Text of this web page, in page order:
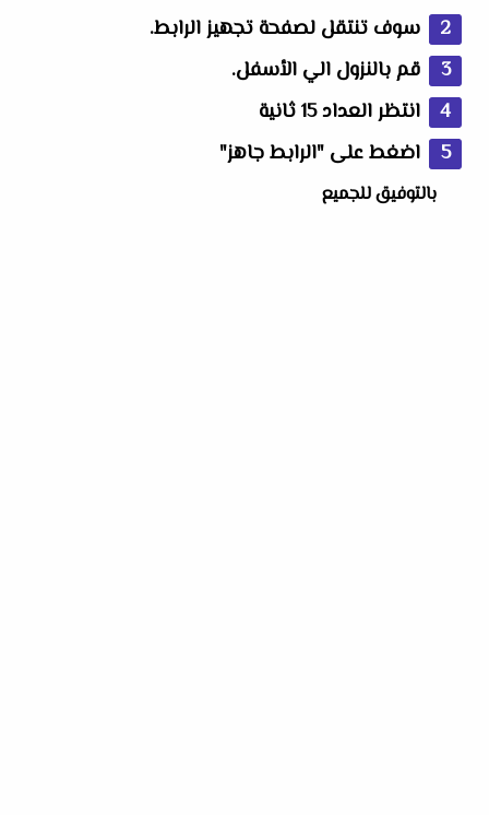
سوف تنتقل لصفحة تجهيز الرابط.
قم بالنزول الي الأسفل.
انتظر العداد 15 ثانية
اضغط على "الرابط جاهز"
بالتوفيق للجميع